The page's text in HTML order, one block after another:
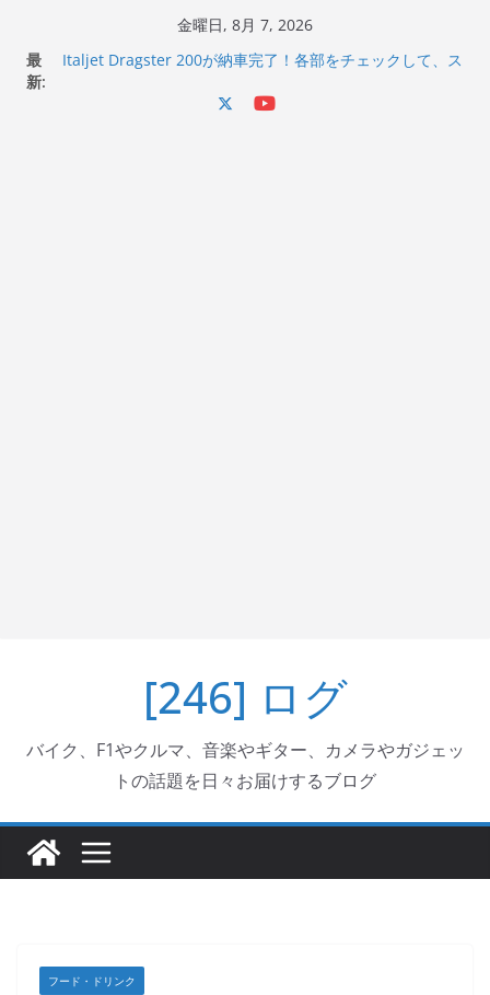
金曜日, 8月 7, 2026
最
新:
Italjet Dragster 200が納車完了！各部をチェックして、ス
[246] ログ
バイク、F1やクルマ、音楽やギター、カメラやガジェッ
トの話題を日々お届けするブログ
フード・ドリンク